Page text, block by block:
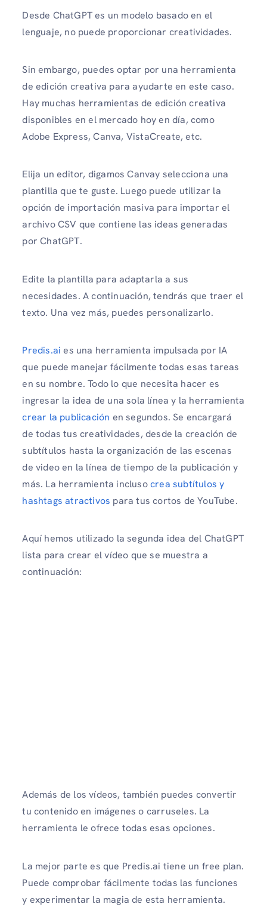
Desde ChatGPT es un modelo basado en el
lenguaje, no puede proporcionar creatividades.
Sin embargo, puedes optar por una herramienta
de edición creativa para ayudarte en este caso.
Hay muchas herramientas de edición creativa
disponibles en el mercado hoy en día, como
Adobe Express, Canva, VistaCreate, etc.
Elija un editor, digamos Canvay selecciona una
plantilla que te guste. Luego puede utilizar la
opción de importación masiva para importar el
archivo CSV que contiene las ideas generadas
por ChatGPT.
Edite la plantilla para adaptarla a sus
necesidades. A continuación, tendrás que traer el
texto. Una vez más, puedes personalizarlo.
Predis.ai es una herramienta impulsada por IA
que puede manejar fácilmente todas esas tareas
en su nombre. Todo lo que necesita hacer es
ingresar la idea de una sola línea y la herramienta
crear la publicación en segundos. Se encargará
de todas tus creatividades, desde la creación de
subtítulos hasta la organización de las escenas
de video en la línea de tiempo de la publicación y
más. La herramienta inclusocrea subtítulos y
hashtags atractivos para tus cortos de YouTube.
Aquí hemos utilizado la segunda idea del ChatGPT
lista para crear el vídeo que se muestra a
continuación:
Además de los vídeos, también puedes convertir
tu contenido en imágenes o carruseles. La
herramienta le ofrece todas esas opciones.
La mejor parte es que Predis.ai tiene un free plan.
Puede comprobar fácilmente todas las funciones
y experimentar la magia de esta herramienta.